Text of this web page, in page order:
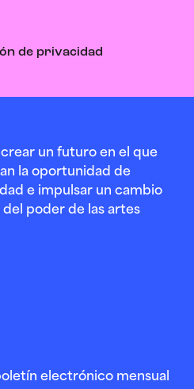
un futuro en el que
la oportunidad de
e impulsar un cambio
poder de las artes
electrónico mensual
de privacidad